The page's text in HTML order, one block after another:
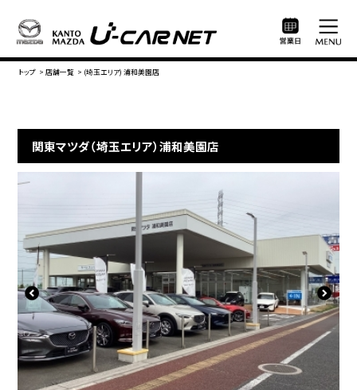
トップ > 店舗一覧 > (埼玉エリア) 浦和美園店
関東マツダ（埼玉エリア）浦和美園店